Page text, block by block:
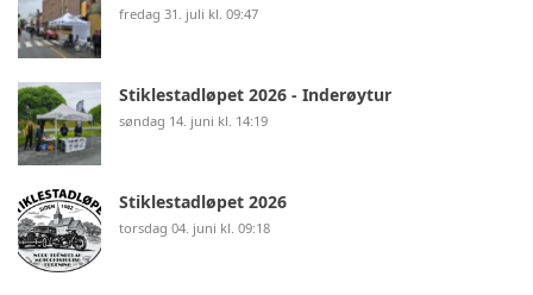
fredag 31. juli kl. 09:47
Stiklestadløpet 2026 - Inderøytur
søndag 14. juni kl. 14:19
Stiklestadløpet 2026
torsdag 04. juni kl. 09:18